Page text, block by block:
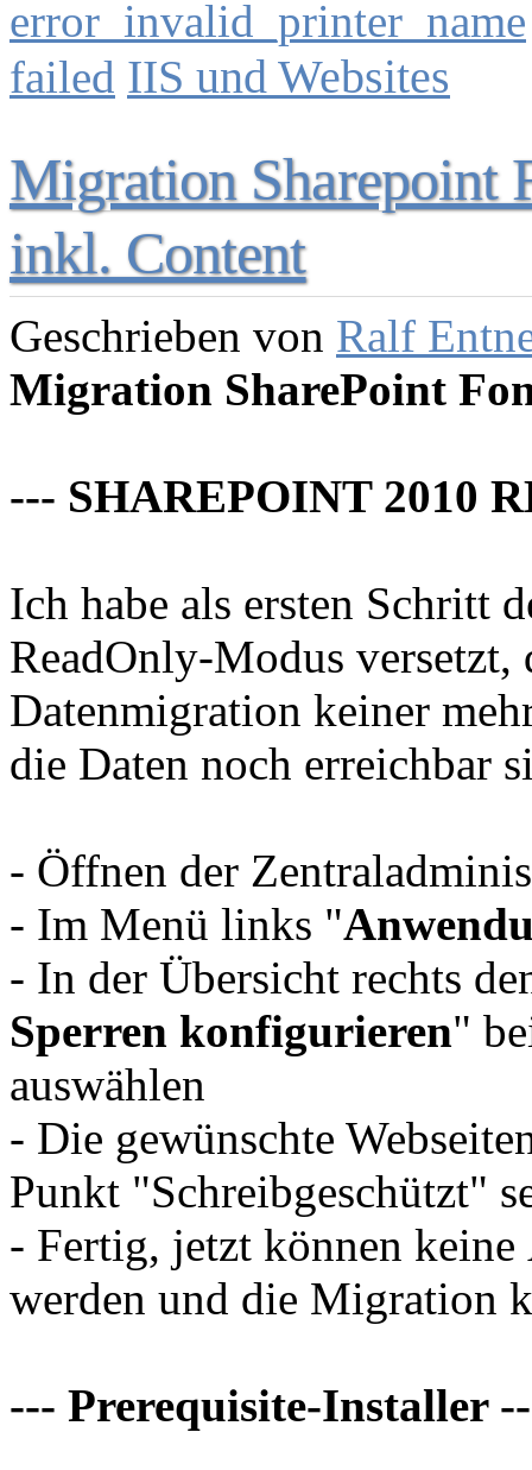
error_invalid_printer_name
failed IIS und Websites
Migration Sharepoint
inkl. Content
Geschrieben von Ralf
Migration SharePoint
--- SHAREPOINT 2010
Ich habe als ersten Schritt
ReadOnly-Modus versetzt,
Datenmigration keiner
die Daten noch erreichbar
- Öffnen der
- Im Menü links "
- In der Übersicht rechts
Sperren konfigurieren"
auswählen
- Die gewünschte
Punkt "Schreibgeschützt"
- Fertig, jetzt können
werden und die Migration
--- Prerequisite-Installer